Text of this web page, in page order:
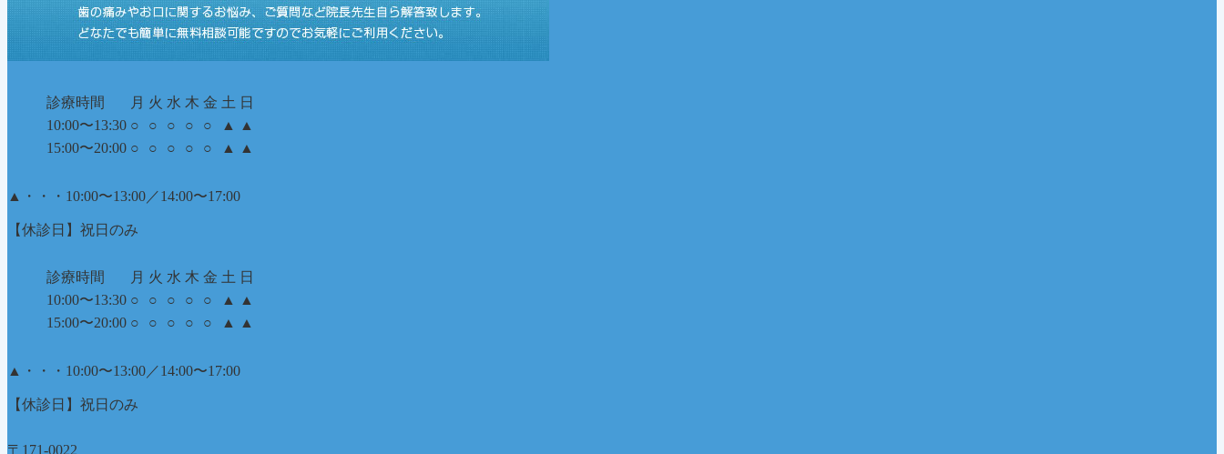
診療時間 月 火 水 木 金 土 日
10:00〜13:30 ○ ○ ○ ○ ○ ▲
▲
15:00〜20:00 ○ ○ ○ ○ ○ ▲ ▲
▲ ・・・10:00〜13:00／14:00〜17:00
【休診日】祝日のみ
診療時間 月 火 水 木 金 土 日
10:00〜13:30 ○ ○ ○ ○ ○ ▲
▲
15:00〜20:00 ○ ○ ○ ○ ○ ▲ ▲
▲ ・・・10:00〜13:00／14:00〜17:00
【休診日】祝日のみ
〒171-0022